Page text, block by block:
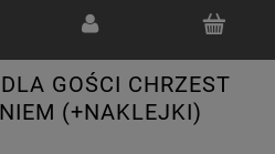
GOŚCI CHRZEST
(+NAKLEJKI)